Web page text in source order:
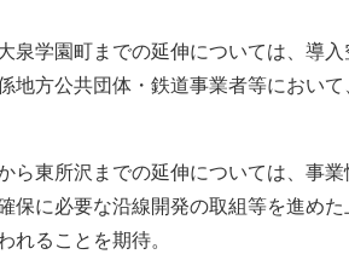
泉学園町までの延伸については、導
地方公共団体・鉄道事業者等におい
ら東所沢までの延伸については、事
保に必要な沿線開発の取組等を進め
れることを期待。